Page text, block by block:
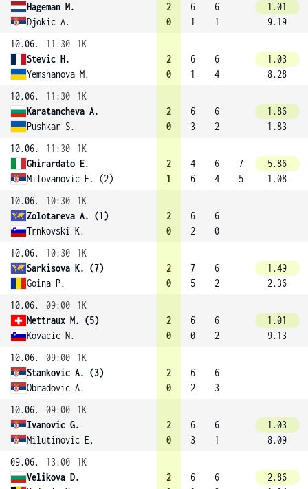
Hageman M.
Djokic A.
2
0
6
1
6
1
1.01
9.19
10.06.
11:30
1K
Stevic H.
Yemshanova M.
2
0
6
1
6
4
1.03
8.28
10.06.
11:30
1K
Karatancheva A.
Pushkar S.
2
0
6
3
6
2
1.86
1.83
10.06.
11:30
1K
Ghirardato E.
Milovanovic E. (2)
2
1
4
6
6
4
7
5
5.86
1.08
10.06.
10:30
1K
Zolotareva A. (1)
Trnkovski K.
2
0
6
2
6
0
10.06.
10:30
1K
Sarkisova K. (7)
Goina P.
2
0
7
5
6
2
1.49
2.36
10.06.
09:00
1K
Mettraux M. (5)
Kovacic N.
2
0
6
0
6
2
1.01
9.13
10.06.
09:00
1K
Stankovic A. (3)
Obradovic A.
2
0
6
2
6
3
10.06.
09:00
1K
Ivanovic G.
Milutinovic E.
2
0
6
3
6
1
1.03
8.09
09.06.
13:00
1K
Velikova D.
2
6
6
2.86